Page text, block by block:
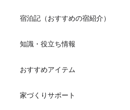
宿泊記（おすすめの宿紹介）
知識・役立ち情報
おすすめアイテム
家づくりサポート